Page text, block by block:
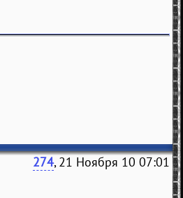
274, 21 Ноября 10 07:01